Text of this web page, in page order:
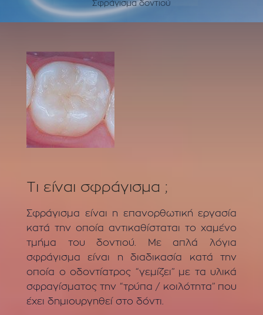
Σφράγισμα δοντιού
Τι είναι σφράγισμα ;
Σφράγισμα είναι η επανορθωτική εργασία
κατά την οποία αντικαθίσταται το χαμένο
τμήμα του δοντιού. Με απλά λόγια
σφράγισμα είναι η διαδικασία κατά την
οποία ο οδοντίατρος “γεμίζει” με τα υλικά
σφραγίσματος την “τρύπα / κοιλότητα” που
έχει δημιουργηθεί στο δόντι.